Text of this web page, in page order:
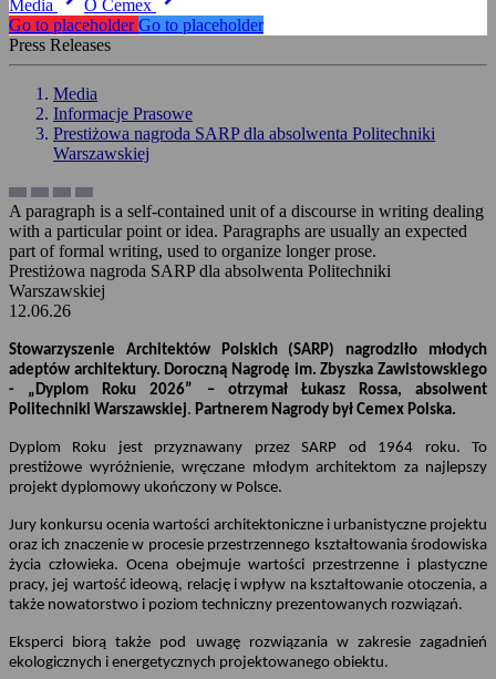
Media O Cemex
Go to placeholderGo to placeholder
Press Releases
Media
Informacje Prasowe
Prestiżowa nagroda SARP dla absolwenta Politechniki
Warszawskiej
A paragraph is a self-contained unit of a discourse in writing dealing
with a particular point or idea. Paragraphs are usually an expected
part of formal writing, used to organize longer prose.
Prestiżowa nagroda SARP dla absolwenta Politechniki
Warszawskiej
12.06.26
Stowarzyszenie Architektów Polskich (SARP) nagrodziło młodych
adeptów architektury. Doroczną Nagrodę im. Zbyszka Zawistowskiego
- „Dyplom Roku 2026” – otrzymał Łukasz Rossa, absolwent
Politechniki Warszawskiej. Partnerem Nagrody był Cemex Polska.
Dyplom Roku jest przyznawany przez SARP od 1964 roku. To
prestiżowe wyróżnienie, wręczane młodym architektom za najlepszy
projekt dyplomowy ukończony w Polsce.
Jury konkursu ocenia wartości architektoniczne i urbanistyczne projektu
oraz ich znaczenie w procesie przestrzennego kształtowania środowiska
życia człowieka. Ocena obejmuje wartości przestrzenne i plastyczne
pracy, jej wartość ideową, relację i wpływ na kształtowanie otoczenia, a
także nowatorstwo i poziom techniczny prezentowanych rozwiązań.
Eksperci biorą także pod uwagę rozwiązania w zakresie zagadnień
ekologicznych i energetycznych projektowanego obiektu.